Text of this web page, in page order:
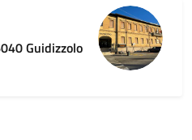
Guidizzolo